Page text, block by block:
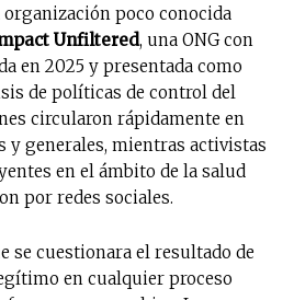
poco conocida
Unfiltered, una ONG con
en 2025 y presentada como
de políticas de control del
circularon rápidamente en
y generales, mientras activistas
en el ámbito de la salud
por redes sociales.
se cuestionara el resultado de
en cualquier proceso